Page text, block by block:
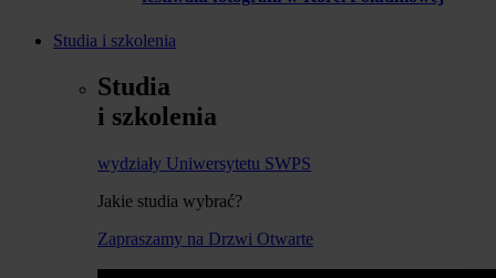
Studia i szkolenia
Studia
i szkolenia
wydziały Uniwersytetu SWPS
Jakie studia wybrać?
Zapraszamy na Drzwi Otwarte